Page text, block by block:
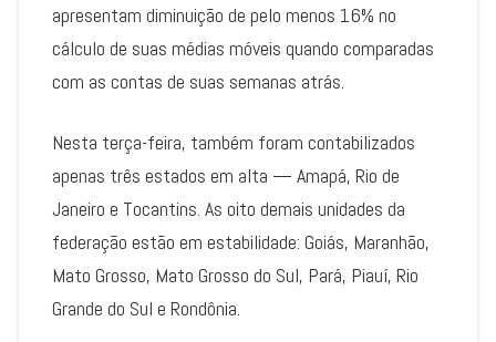
apresentam diminuição de pelo menos 16% no
cálculo de suas médias móveis quando comparadas
com as contas de suas semanas atrás.
Nesta terça-feira, também foram contabilizados
apenas três estados em alta — Amapá, Rio de
Janeiro e Tocantins. As oito demais unidades da
federação estão em estabilidade: Goiás, Maranhão,
Mato Grosso, Mato Grosso do Sul, Pará, Piauí, Rio
Grande do Sul e Rondônia.